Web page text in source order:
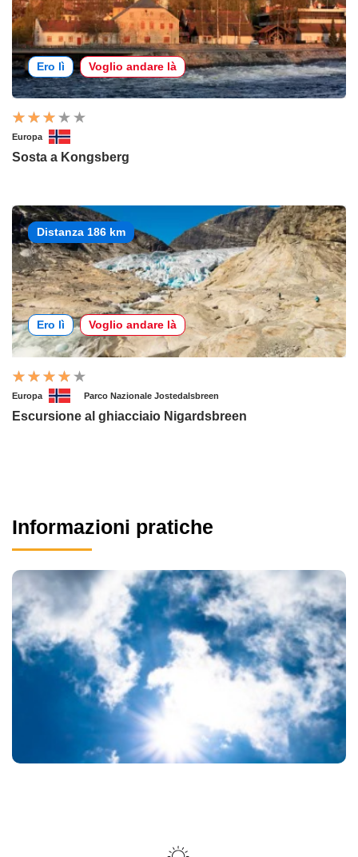
Ero lì Voglio andare là
Europa
Sosta a Kongsberg
Distanza 186 km
Ero lì Voglio andare là
Europa Parco Nazionale Jostedalsbreen
Escursione al ghiacciaio Nigardsbreen
Informazioni pratiche